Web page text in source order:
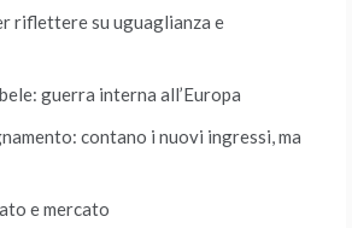
riflettere su uguaglianza e
guerra interna all’Europa
contano i nuovi ingressi, ma
e mercato